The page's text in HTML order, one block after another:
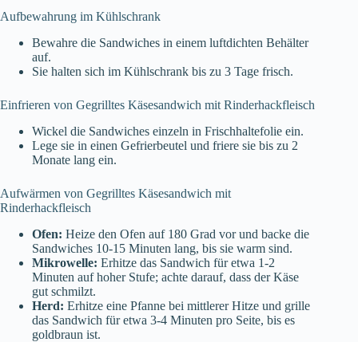
Aufbewahrung im Kühlschrank
Bewahre die Sandwiches in einem luftdichten Behälter
auf.
Sie halten sich im Kühlschrank bis zu 3 Tage frisch.
Einfrieren von Gegrilltes Käsesandwich mit Rinderhackfleisch
Wickel die Sandwiches einzeln in Frischhaltefolie ein.
Lege sie in einen Gefrierbeutel und friere sie bis zu 2
Monate lang ein.
Aufwärmen von Gegrilltes Käsesandwich mit
Rinderhackfleisch
Ofen: Heize den Ofen auf 180 Grad vor und backe die
Sandwiches 10-15 Minuten lang, bis sie warm sind.
Mikrowelle: Erhitze das Sandwich für etwa 1-2
Minuten auf hoher Stufe; achte darauf, dass der Käse
gut schmilzt.
Herd: Erhitze eine Pfanne bei mittlerer Hitze und grille
das Sandwich für etwa 3-4 Minuten pro Seite, bis es
goldbraun ist.